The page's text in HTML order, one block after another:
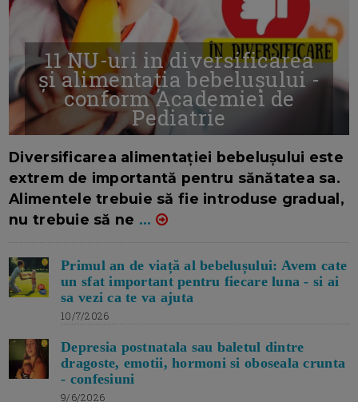
11 NU-uri in diversificarea
și alimentația bebelușului -
conform Academiei de
Pediatrie
Diversificarea alimentației bebelușului este
extrem de importantă pentru sănătatea sa.
Alimentele trebuie să fie introduse gradual,
nu trebuie să ne ...
Primul an de viață al bebelușului: Avem cate
un sfat important pentru fiecare luna - si ai
sa vezi ca te va ajuta
10/7/2026
Depresia postnatala sau baletul dintre
dragoste, emotii, hormoni si oboseala crunta
- confesiuni
9/6/2026